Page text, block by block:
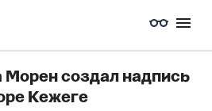
Морен создал надпись
Кежеге